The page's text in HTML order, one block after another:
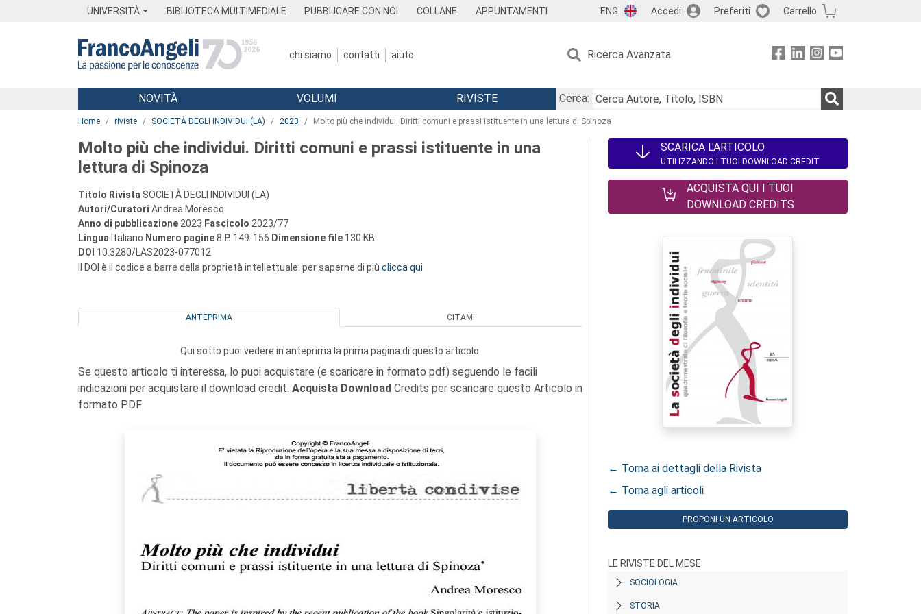
UNIVERSITÀ BIBLIOTECA MULTIMEDIALE PUBBLICARE CON NOI COLLANE APPUNTAMENTI ENG Accedi Preferiti Carrello
chi siamo contatti aiuto Ricerca Avanzata
Menu
NOVITÀ VOLUMI RIVISTE
Cerca:
Home riviste SOCIETÀ DEGLI INDIVIDUI (LA) 2023 Molto più che individui. Diritti comuni e prassi istituente in una lettura di Spinoza
Molto più che individui. Diritti comuni e prassi istituente in una
lettura di Spinoza
Titolo Rivista SOCIETÀ DEGLI INDIVIDUI (LA)
Autori/Curatori Andrea Moresco
Anno di pubblicazione 2023 Fascicolo 2023/77
Lingua Italiano Numero pagine8 P. 149-156 Dimensione file 130 KB
DOI 10.3280/LAS2023-077012
Il DOI è il codice a barre della proprietà intellettuale: per saperne di più clicca qui
ANTEPRIMA CITAMI
Qui sotto puoi vedere in anteprima la prima pagina di questo articolo.
Se questo articolo ti interessa, lo puoi acquistare (e scaricare in formato pdf) seguendo le facili
indicazioni per acquistare il download credit. Acquista Download Credits per scaricare questo Articolo in
formato PDF
SCARICA L'ARTICOLO
UTILIZZANDO I TUOI DOWNLOAD CREDIT
ACQUISTA QUI I TUOI
DOWNLOAD CREDITS
← Torna ai dettagli della Rivista
← Torna agli articoli
PROPONI UN ARTICOLO
LE RIVISTE DEL MESE
SOCIOLOGIA
STORIA